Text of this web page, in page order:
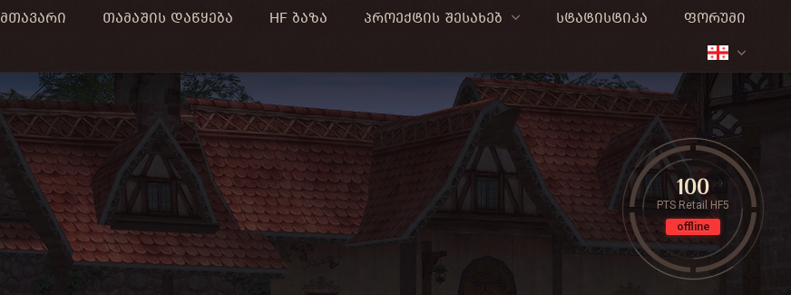
მთავარი თამაშის დაწყება HF ბაზა პროექტის შესახებ სტატისტიკა
ფორუმი
100
PTS Retail HF5
offline